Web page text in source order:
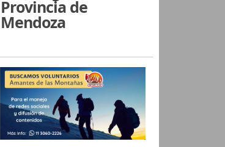
Provincia de
Mendoza